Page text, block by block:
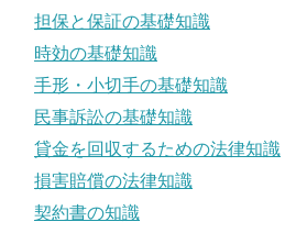
担保と保証の基礎知識
時効の基礎知識
手形・小切手の基礎知識
民事訴訟の基礎知識
貸金を回収するための法律知識
損害賠償の法律知識
契約書の知識